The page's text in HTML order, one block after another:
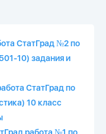
СтатГрад №2 по
10) задания и
СтатГрад по
10 класс